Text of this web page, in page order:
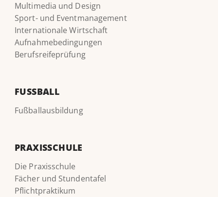
Multimedia und Design
Sport- und Eventmanagement
Internationale Wirtschaft
Aufnahmebedingungen
Berufsreifeprüfung
FUSSBALL
Fußballausbildung
PRAXISSCHULE
Die Praxisschule
Fächer und Stundentafel
Pflichtpraktikum